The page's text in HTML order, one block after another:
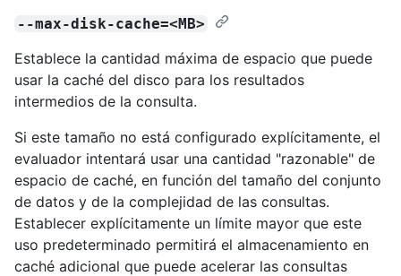
--max-disk-cache=<MB>
Establece la cantidad máxima de espacio que puede
usar la caché del disco para los resultados
intermedios de la consulta.
Si este tamaño no está configurado explícitamente, el
evaluador intentará usar una cantidad "razonable" de
espacio de caché, en función del tamaño del conjunto
de datos y de la complejidad de las consultas.
Establecer explícitamente un límite mayor que este
uso predeterminado permitirá el almacenamiento en
caché adicional que puede acelerar las consultas